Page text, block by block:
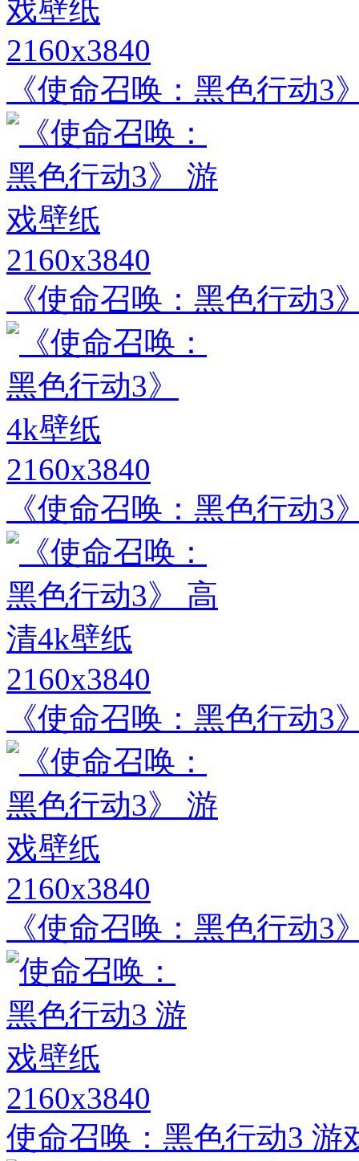
2160x3840
《使命召唤：黑色行动3
2160x3840
《使命召唤：黑色行动3
2160x3840
《使命召唤：黑色行动3
2160x3840
《使命召唤：黑色行动3
2160x3840
《使命召唤：黑色行动3
2160x3840
使命召唤：黑色行动3 游